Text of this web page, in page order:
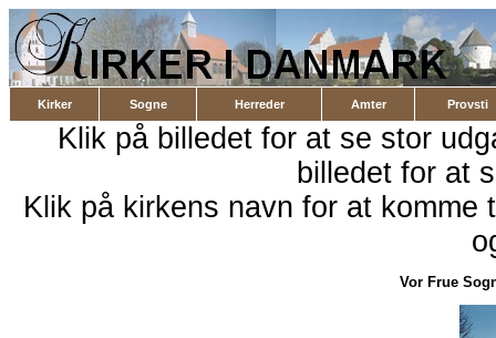
Kirker Sogne Herreder Amter Provsti
Klik på billedet for at se stor
billedet for at
Klik på kirkens navn for at
Vor Frue